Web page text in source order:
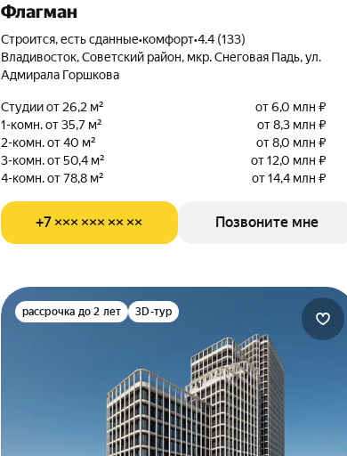
Флагман
Строится, есть сданные•комфорт•4.4 (133)
Владивосток, Советский район, мкр. Снеговая Падь, ул.
Адмирала Горшкова
Студии от 26,2 м²
от 6,0 млн ₽
1-комн. от 35,7 м²
от 8,3 млн ₽
2-комн. от 40 м²
от 8,0 млн ₽
3-комн. от 50,4 м²
от 12,0 млн ₽
4-комн. от 78,8 м²
от 14,4 млн ₽
+7 ××× ××× ×× ×× Позвоните мне
рассрочка до 2 лет 3D-тур